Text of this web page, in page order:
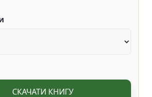
СКАЧАТИ КНИГУ